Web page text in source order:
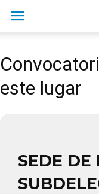
este lugar
SEDE DE